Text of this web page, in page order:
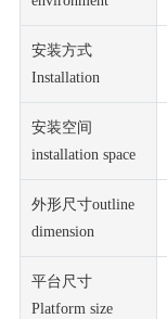
安装方式
Installation
安装空间
installation space
外形尺寸outline
dimension
平台尺寸
Platform size